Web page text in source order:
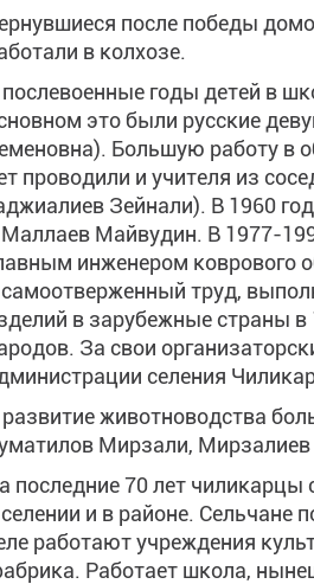
после победы
в колхозе.
годы детей в
это были русские
Большую работу в
проводили и учителя из
Зейнали). В 1960
Майвудин. В 1977-
инженером коврового
труд,
в зарубежные страны
За свои
селения
животноводства
Мирзали,
последние 70 лет
и в районе. Сельчане
работают учреждения
Работает школа,